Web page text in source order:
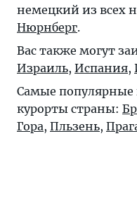
немецкий из всех
Нюрнберг.
Вас также могут
Израиль, Испания,
Самые популярные
курорты страны:
Гора, Пльзень,